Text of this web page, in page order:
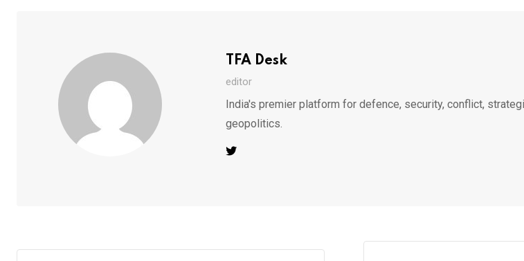
TFA Desk
editor
India's premier platform for defence, security, conflict,
geopolitics.